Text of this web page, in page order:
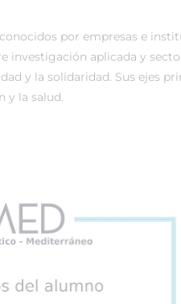
por empresas e
investigación aplicada y
y la solidaridad. Sus ejes
y la salud.